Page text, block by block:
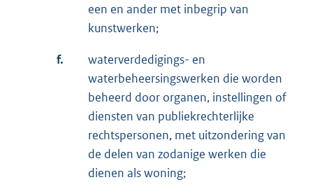
een en ander met inbegrip van
kunstwerken;
f.
waterverdedigings- en
waterbeheersingswerken die worden
beheerd door organen, instellingen of
diensten van publiekrechterlijke
rechtspersonen, met uitzondering van
de delen van zodanige werken die
dienen als woning;